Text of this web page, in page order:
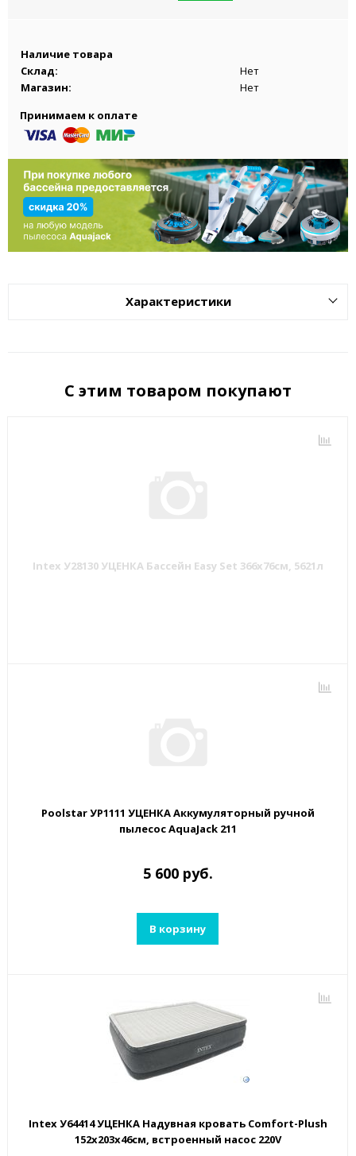
Наличие товара
Склад:
Нет
Магазин:
Нет
Принимаем к оплате
Характеристики
С этим товаром покупают
Intex У28130 УЦЕНКА Бассейн Easy Set 366х76см, 5621л
Poolstar УP1111 УЦЕНКА Аккумуляторный ручной
пылесос AquaJack 211
5 600 руб.
В корзину
Intex У64414 УЦЕНКА Надувная кровать Comfort-Plush
152х203х46см, встроенный насос 220V